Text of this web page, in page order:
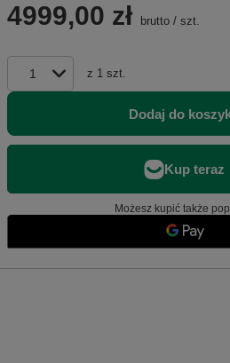
4999,00 zł brutto/ szt.
z 1 szt.
Dodaj do
Możesz kupić także